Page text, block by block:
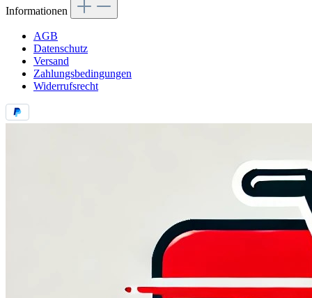
Informationen
AGB
Datenschutz
Versand
Zahlungsbedingungen
Widerrufsrecht